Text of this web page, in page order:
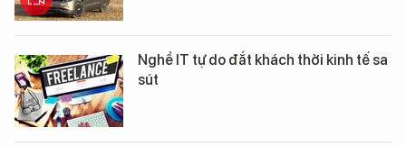
Nghề IT tự do đắt khách thời kinh tế sa
sút